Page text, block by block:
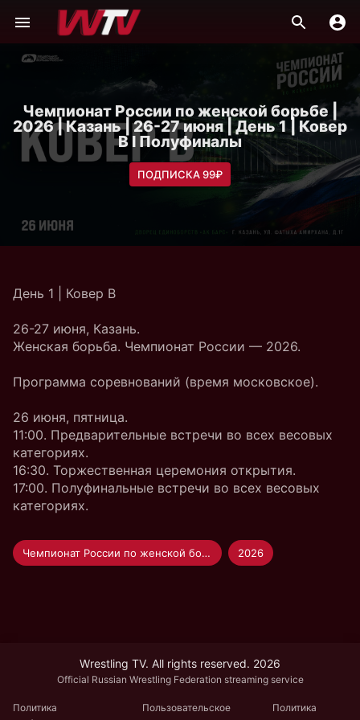
Чемпионат России по женской борьбе |
2026 | Казань | 26-27 июня | День 1 | Ковер
B I Полуфиналы
ПОДПИСКА 99₽
День 1 | Ковер B
26-27 июня, Казань.
Женская борьба. Чемпионат России — 2026.
Программа соревнований (время московское).
26 июня, пятница.
11:00. Предварительные встречи во всех весовых
категориях.
16:30. Торжественная церемония открытия.
17:00. Полуфинальные встречи во всех весовых
категориях.
Чемпионат России по женской борьбе 2026
Wrestling TV. All rights reserved. 2026
Official Russian Wrestling Federation streaming service
Политика
Пользовательское
Политика